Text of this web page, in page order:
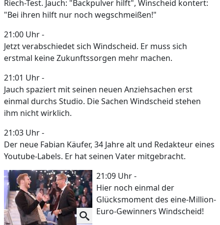
Riech-Test. Jauch: "Backpulver hilft", Winscheid kontert:
"Bei ihren hilft nur noch wegschmeißen!"
21:00 Uhr -
Jetzt verabschiedet sich Windscheid. Er muss sich
erstmal keine Zukunftssorgen mehr machen.
21:01 Uhr -
Jauch spaziert mit seinen neuen Anziehsachen erst
einmal durchs Studio. Die Sachen Windscheid stehen
ihm nicht wirklich.
21:03 Uhr -
Der neue Fabian Käufer, 34 Jahre alt und Redakteur eines
Youtube-Labels. Er hat seinen Vater mitgebracht.
21:09 Uhr -
Hier noch einmal der
Glücksmoment des eine-Million-
Euro-Gewinners Windscheid!